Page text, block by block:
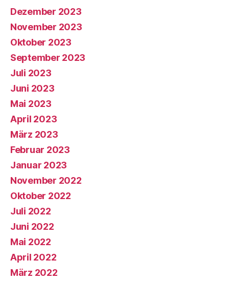
Dezember 2023
November 2023
Oktober 2023
September 2023
Juli 2023
Juni 2023
Mai 2023
April 2023
März 2023
Februar 2023
Januar 2023
November 2022
Oktober 2022
Juli 2022
Juni 2022
Mai 2022
April 2022
März 2022